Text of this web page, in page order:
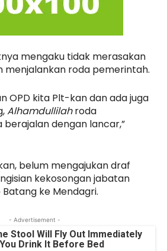
mengaku tidak merasakan
menjalankan roda pemerintah.
OPD kita Plt-kan dan ada juga
Alhamdullilahroda
dengan lancar,”
belum mengajukan draf
kekosongan jabatan
ke Mendagri.
- Advertisement -
Stool Will Fly Out Immediately
Drink It Before Bed